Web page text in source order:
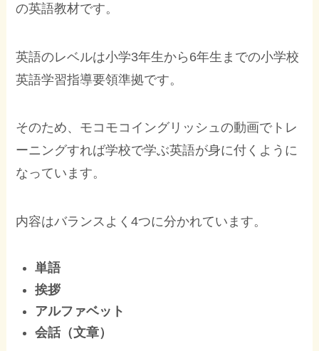
の英語教材です。
英語のレベルは小学3年生から6年生までの小学校
英語学習指導要領準拠です。
そのため、モコモコイングリッシュの動画でトレ
ーニングすれば学校で学ぶ英語が身に付くように
なっています。
内容はバランスよく4つに分かれています。
単語
挨拶
アルファベット
会話（文章）